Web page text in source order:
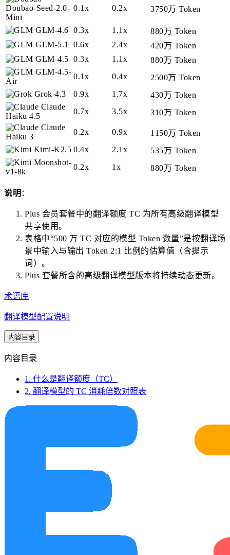
Doubao-Seed-2.0-
Mini
0.1x 0.2x 3750万 Token
GLM-4.6 0.3x 1.1x
880万 Token
GLM-5.1
0.6x 2.4x
420万 Token
GLM-4.5 0.3x 1.1x
880万 Token
GLM-4.5-
Air
0.1x 0.4x
2500万 Token
Grok-4.3
0.9x 1.7x
430万 Token
Claude
Haiku 4.5
0.7x 3.5x
310万 Token
Claude
Haiku 3
0.2x 0.9x
1150万 Token
Kimi-K2.5 0.4x 2.1x
535万 Token
Moonshot-
v1-8k
0.2x 1x 880万 Token
说明 ：
Plus 会员套餐中的翻译额度 TC 为所有高级翻译模型
共享使用。
表格中“500 万 TC 对应的模型 Token 数量”是按翻译场
景中输入与输出 Token 2:1 比例的估算值（含提示
词）。
Plus 套餐所含的高级翻译模型版本将持续动态更新。
术语库
翻译模型配置说明
内容目录
内容目录
1. 什么是翻译额度（TC）
2. 翻译模型的 TC 消耗倍数对照表